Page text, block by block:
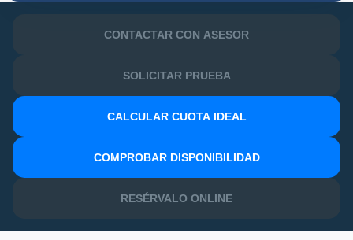
CONTACTAR CON ASESOR
SOLICITAR PRUEBA
CALCULAR CUOTA IDEAL
COMPROBAR DISPONIBILIDAD
RESÉRVALO ONLINE